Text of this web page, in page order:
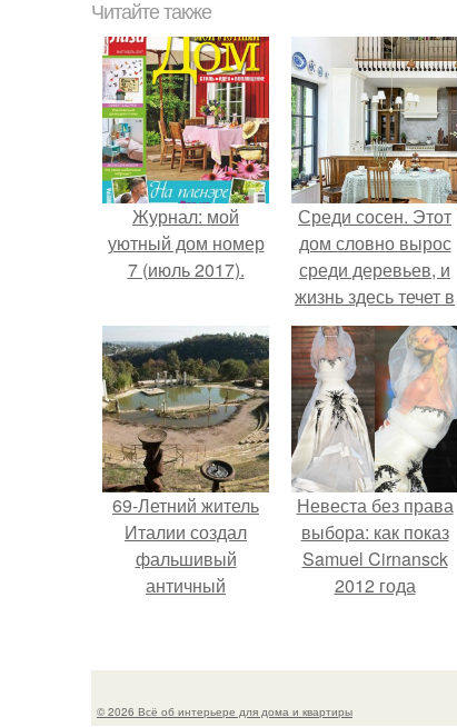
Читайте также
Журнал: мой
уютный дом номер
7 (июль 2017).
Среди сосен. Этот
дом словно вырос
среди деревьев, и
жизнь здесь течет в
собственном ритме
- спокойно, без
спешки и лишнего
шума.
69-Летний житель
Италии создал
фальшивый
античный
успешно выдавал
историческое
Невеста без права
выбора: как показ
Samuel Cirnansck
2012 года
принуждения.
© 2026 Всё об интерьере для дома и квартиры